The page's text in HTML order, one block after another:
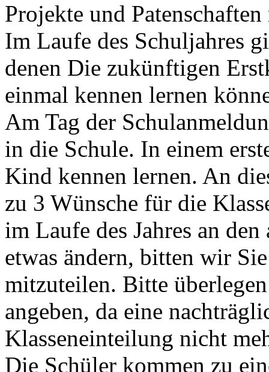
Projekte und
Im Laufe des Schuljahres
denen Die zukünftigen
einmal kennen lernen
Am Tag der
in die Schule. In einem
Kind kennen lernen. An
zu 3 Wünsche für die
im Laufe des Jahres an
etwas ändern, bitten wir
mitzuteilen. Bitte
angeben, da eine
Klasseneinteilung nicht
Die Schüler kommen zu